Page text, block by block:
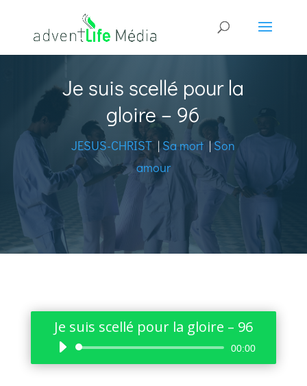
Je suis scellé pour la
gloire – 96
JESUS-CHRIST|Sa mort |Son
amour
Je suis scellé pour la gloire – 96
Lecteur
audio
00:00